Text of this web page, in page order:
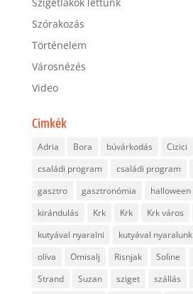
Szórakozás
Történelem
Városnézés
Video
Címkék
Adria Bora búvárkodás Cizici
családi program
családi program
gasztro
gasztronómia halloween
kirándulás
Krk Krk Krk város
kutyával nyaralni
kutyával nyaralunk
olíva
Omisalj Risnjak Soline
Strand
Suzan sziget szállás